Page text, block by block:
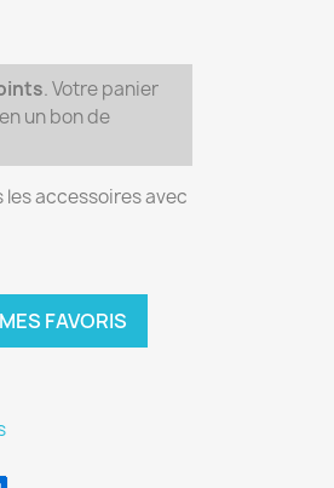
. Votre panier
un bon de
accessoires avec